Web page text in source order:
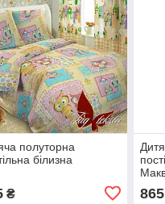
полуторна
білизна
₴ 865